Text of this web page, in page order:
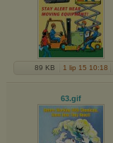
89 KB 1 lip 15 10:18
63.gif